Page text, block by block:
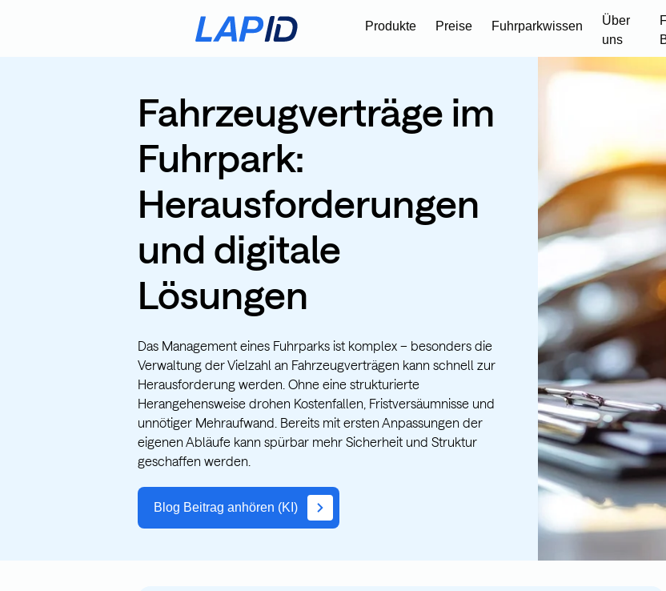
Produkte Preise Fuhrparkwissen
Über
uns
Fahrzeugverträge im
Fuhrpark:
Herausforderungen
und digitale
Lösungen
Das Management eines Fuhrparks ist komplex – besonders die
Verwaltung der Vielzahl an Fahrzeugverträgen kann schnell zur
Herausforderung werden. Ohne eine strukturierte
Herangehensweise drohen Kostenfallen, Fristversäumnisse und
unnötiger Mehraufwand. Bereits mit ersten Anpassungen der
eigenen Abläufe kann spürbar mehr Sicherheit und Struktur
geschaffen werden.
Blog Beitrag anhören (KI)